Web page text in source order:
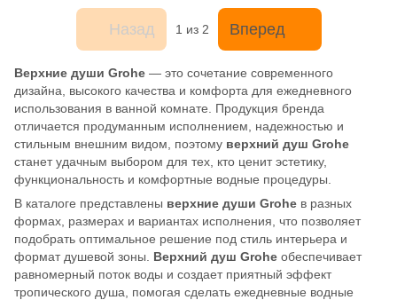
Назад 1 из 2 Вперед
Верхние души Grohe — это сочетание современного
дизайна, высокого качества и комфорта для ежедневного
использования в ванной комнате. Продукция бренда
отличается продуманным исполнением, надежностью и
стильным внешним видом, поэтому верхний душ Grohe
станет удачным выбором для тех, кто ценит эстетику,
функциональность и комфортные водные процедуры.
В каталоге представлены верхние души Grohe в разных
формах, размерах и вариантах исполнения, что позволяет
подобрать оптимальное решение под стиль интерьера и
формат душевой зоны. Верхний душ Grohe обеспечивает
равномерный поток воды и создает приятный эффект
тропического душа, помогая сделать ежедневные водные